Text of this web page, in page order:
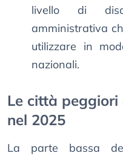
livello di
amministrativa
utilizzare in
nazionali.
Le città
nel 2025
La parte bassa